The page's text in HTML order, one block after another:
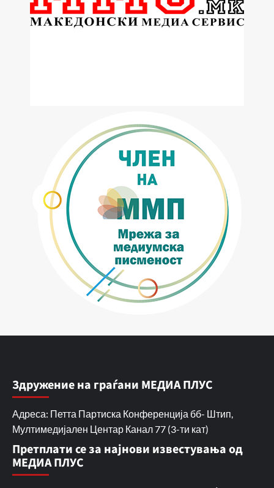
Здружение на граѓани МЕДИА ПЛУС
Адреса: Петта Партиска Конференција бб- Штип,
Мултимедијален Центар Канал 77 (3-ти кат)
Претплати се за најнови известувања од
МЕДИА ПЛУС